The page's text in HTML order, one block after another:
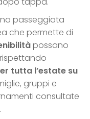
passeggiata
che permette di
possano
tutta l’estate su
gruppi e
consultate
.